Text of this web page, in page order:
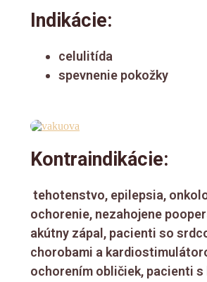
Indikácie:
celulitída
spevnenie pokožky
Kontraindikácie:
tehotenstvo, epilepsia,
ochorenie, nezahojene
akútny zápal, pacienti so
chorobami a
ochorením obličiek, pacienti s